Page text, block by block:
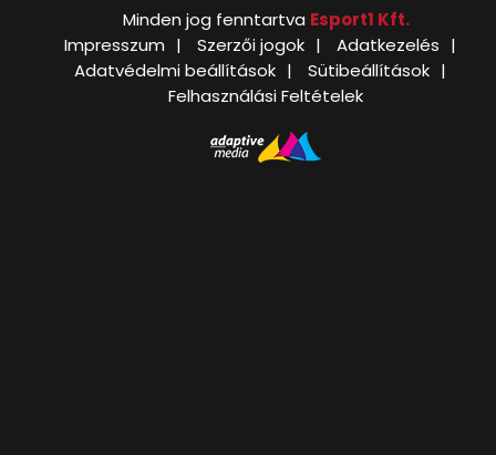
Minden jog fenntartva Esport1 Kft.
Impresszum
Szerzői jogok
Adatkezelés
Adatvédelmi beállítások
Sütibeállítások
Felhasználási Feltételek